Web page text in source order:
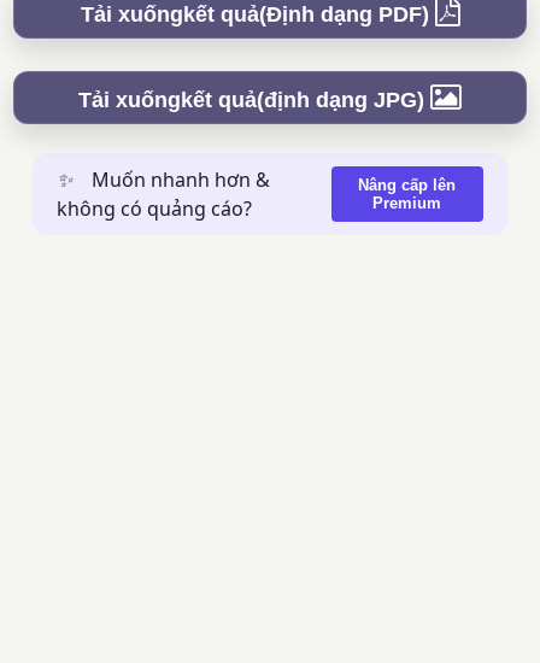
Tải xuốngkết quả(Định dạng PDF)
Tải xuốngkết quả(định dạng JPG)
✨
Muốn nhanh hơn &
không có quảng cáo?
Nâng cấp lên
Premium